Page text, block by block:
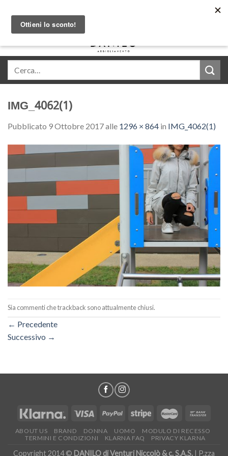
content
IMG_4062(1)
Pubblicato 9 Ottobre 2017alle 1296 × 864 in IMG_4062(1)
Sia commenti che trackback sono attualmente chiusi.
← Precedente
Successivo →
ABOUT US BRAND DONNA UOMO
MODULO DI RECESSO
TERMINI E CONDIZIONI
KLARNA FAQ PRIVACY KLARNA
Copyright 2014 © DANILO di Venturi Niccolò & c. S.A.S. | P.zza